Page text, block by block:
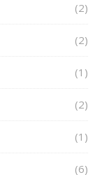
(2)
(2)
(1)
(2)
(1)
(6)